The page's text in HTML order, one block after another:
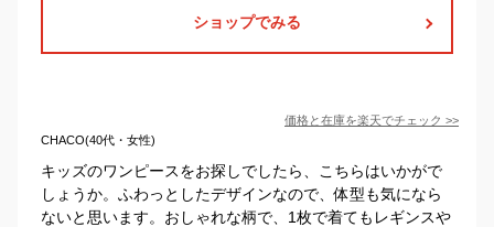
ショップでみる
価格と在庫を楽天でチェック >>
CHACO(40代・女性)
キッズのワンピースをお探しでしたら、こちらはいかがで
しょうか。ふわっとしたデザインなので、体型も気になら
ないと思います。おしゃれな柄で、1枚で着てもレギンスや